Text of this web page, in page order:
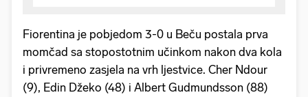
Fiorentina je pobjedom 3-0 u Beču postala prva
momčad sa stopostotnim učinkom nakon dva kola
i privremeno zasjela na vrh ljestvice. Cher Ndour
(9), Edin Džeko (48) i Albert Gudmundsson (88)